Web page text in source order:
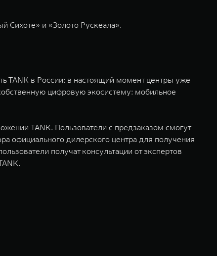
Сихоте» и «Золото Рускеала».
TANK в России: в настоящий момент центры уже
цифровую экосистему: мобильное
TANK. Пользователи с предзаказом смогут
официального дилерского центра для получения
получат консультации от экспертов